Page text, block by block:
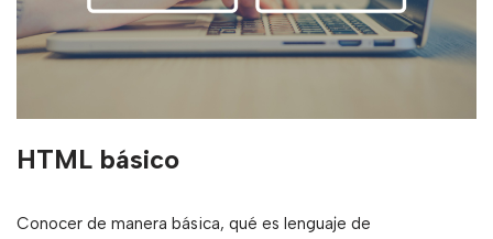
HTML básico
Conocer de manera básica, qué es lenguaje de